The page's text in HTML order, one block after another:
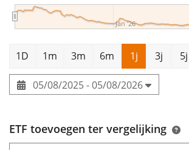
Jan '26
1D 1m 3m 6m 1j 3j 5j
05/08/2025 - 05/08/2026
ETF toevoegen ter vergelijking